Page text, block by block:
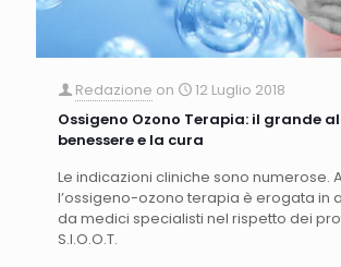
Redazione on
12 Luglio 2018
Ossigeno Ozono Terapia: il grande
benessere e la cura
Le indicazioni cliniche sono numerose.
l’ossigeno-ozono terapia è erogata in
da medici specialisti nel rispetto dei
S.I.O.O.T.